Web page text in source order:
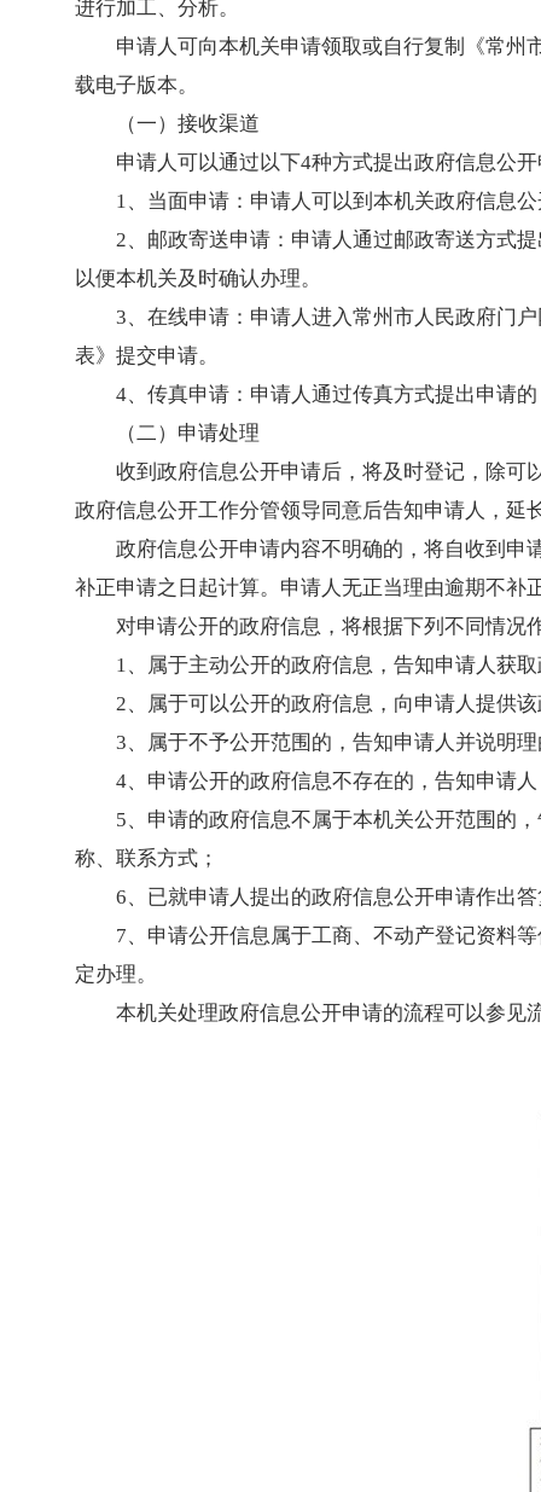
进行加工、分析。
申请人可向本机关申请领取或自行复制《常州
载电子版本。
（一）接收渠道
申请人可以通过以下4种方式提出政府信息公
1、当面申请：申请人可以到本机关政府信息
2、邮政寄送申请：申请人通过邮政寄送方式
以便本机关及时确认办理。
3、在线申请：申请人进入常州市人民政府门
表》提交申请。
4、传真申请：申请人通过传真方式提出申请
（二）申请处理
收到政府信息公开申请后，将及时登记，除可
政府信息公开工作分管领导同意后告知申请人，延
政府信息公开申请内容不明确的，将自收到申
补正申请之日起计算。申请人无正当理由逾期不
对申请公开的政府信息，将根据下列不同情况
1、属于主动公开的政府信息，告知申请人获
2、属于可以公开的政府信息，向申请人提供
3、属于不予公开范围的，告知申请人并说明
4、申请公开的政府信息不存在的，告知申请
5、申请的政府信息不属于本机关公开范围的
称、联系方式；
6、已就申请人提出的政府信息公开申请作出
7、申请公开信息属于工商、不动产登记资料
定办理。
本机关处理政府信息公开申请的流程可以参见